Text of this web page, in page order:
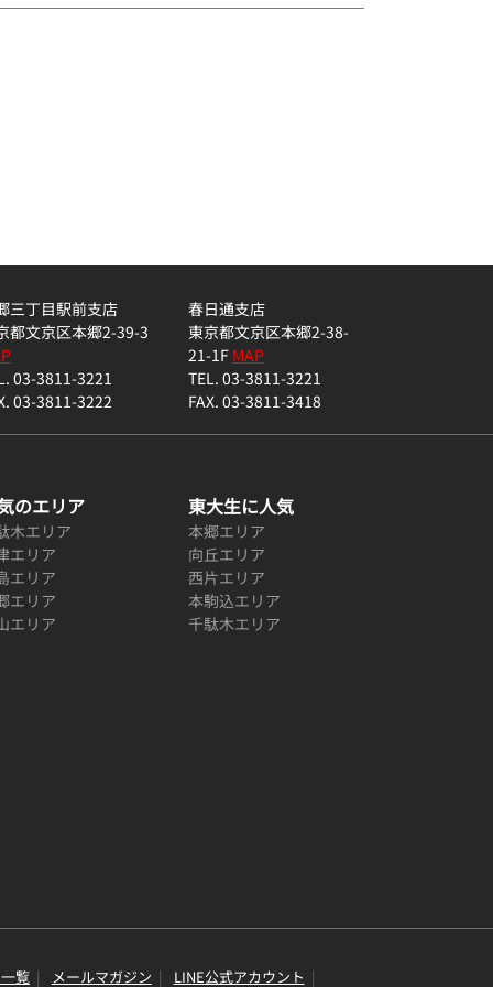
三丁目駅前支店
都文京区本郷2-39-3
03-3811-3221
03-3811-3222
春日通支店
東京都文京区本郷2-38-
21-1FMAP
TEL. 03-3811-3221
FAX. 03-3811-3418
のエリア
木エリア
エリア
エリア
エリア
エリア
東大生に人気
本郷エリア
向丘エリア
西片エリア
本駒込エリア
千駄木エリア
覧 メールマガジン LINE公式アカウント